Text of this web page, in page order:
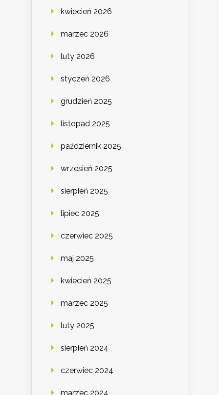
kwiecień 2026
marzec 2026
luty 2026
styczeń 2026
grudzień 2025
listopad 2025
październik 2025
wrzesień 2025
sierpień 2025
lipiec 2025
czerwiec 2025
maj 2025
kwiecień 2025
marzec 2025
luty 2025
sierpień 2024
czerwiec 2024
marzec 2024